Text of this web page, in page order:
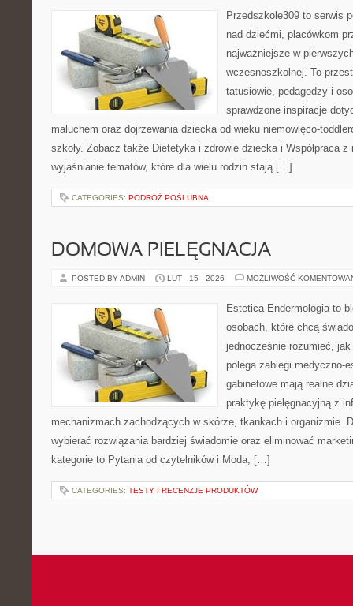
Przedszkole309 to serwis
nad dziećmi, placówkom
najważniejsze w
wczesnoszkolnej. To
tatusiowie, pedagodzy i
sprawdzone inspiracje
maluchem oraz dojrzewania dziecka od wieku niemowlęco-
szkoły. Zobacz także Dietetyka i zdrowie dziecka i Współpraca
wyjaśnianie tematów, które dla wielu rodzin stają […]
CATEGORIES: PODRÓŻ POŚLUBNA
DOMOWA PIELĘGNACJA
POSTED BY ADMIN LUT - 15 - 2026 MOŻLIWOŚĆ
Estetica Endermologia to
osobach, które chcą
jednocześnie rozumieć,
polega zabiegi medyczno-
gabinetowe mają realne
praktykę pielęgnacyjną z
mechanizmach zachodzących w skórze, tkankach i organizmie.
wybierać rozwiązania bardziej świadomie oraz eliminować
kategorie to Pytania od czytelników i Moda, […]
CATEGORIES: TESTY I RECENZJE PRODUKTÓW